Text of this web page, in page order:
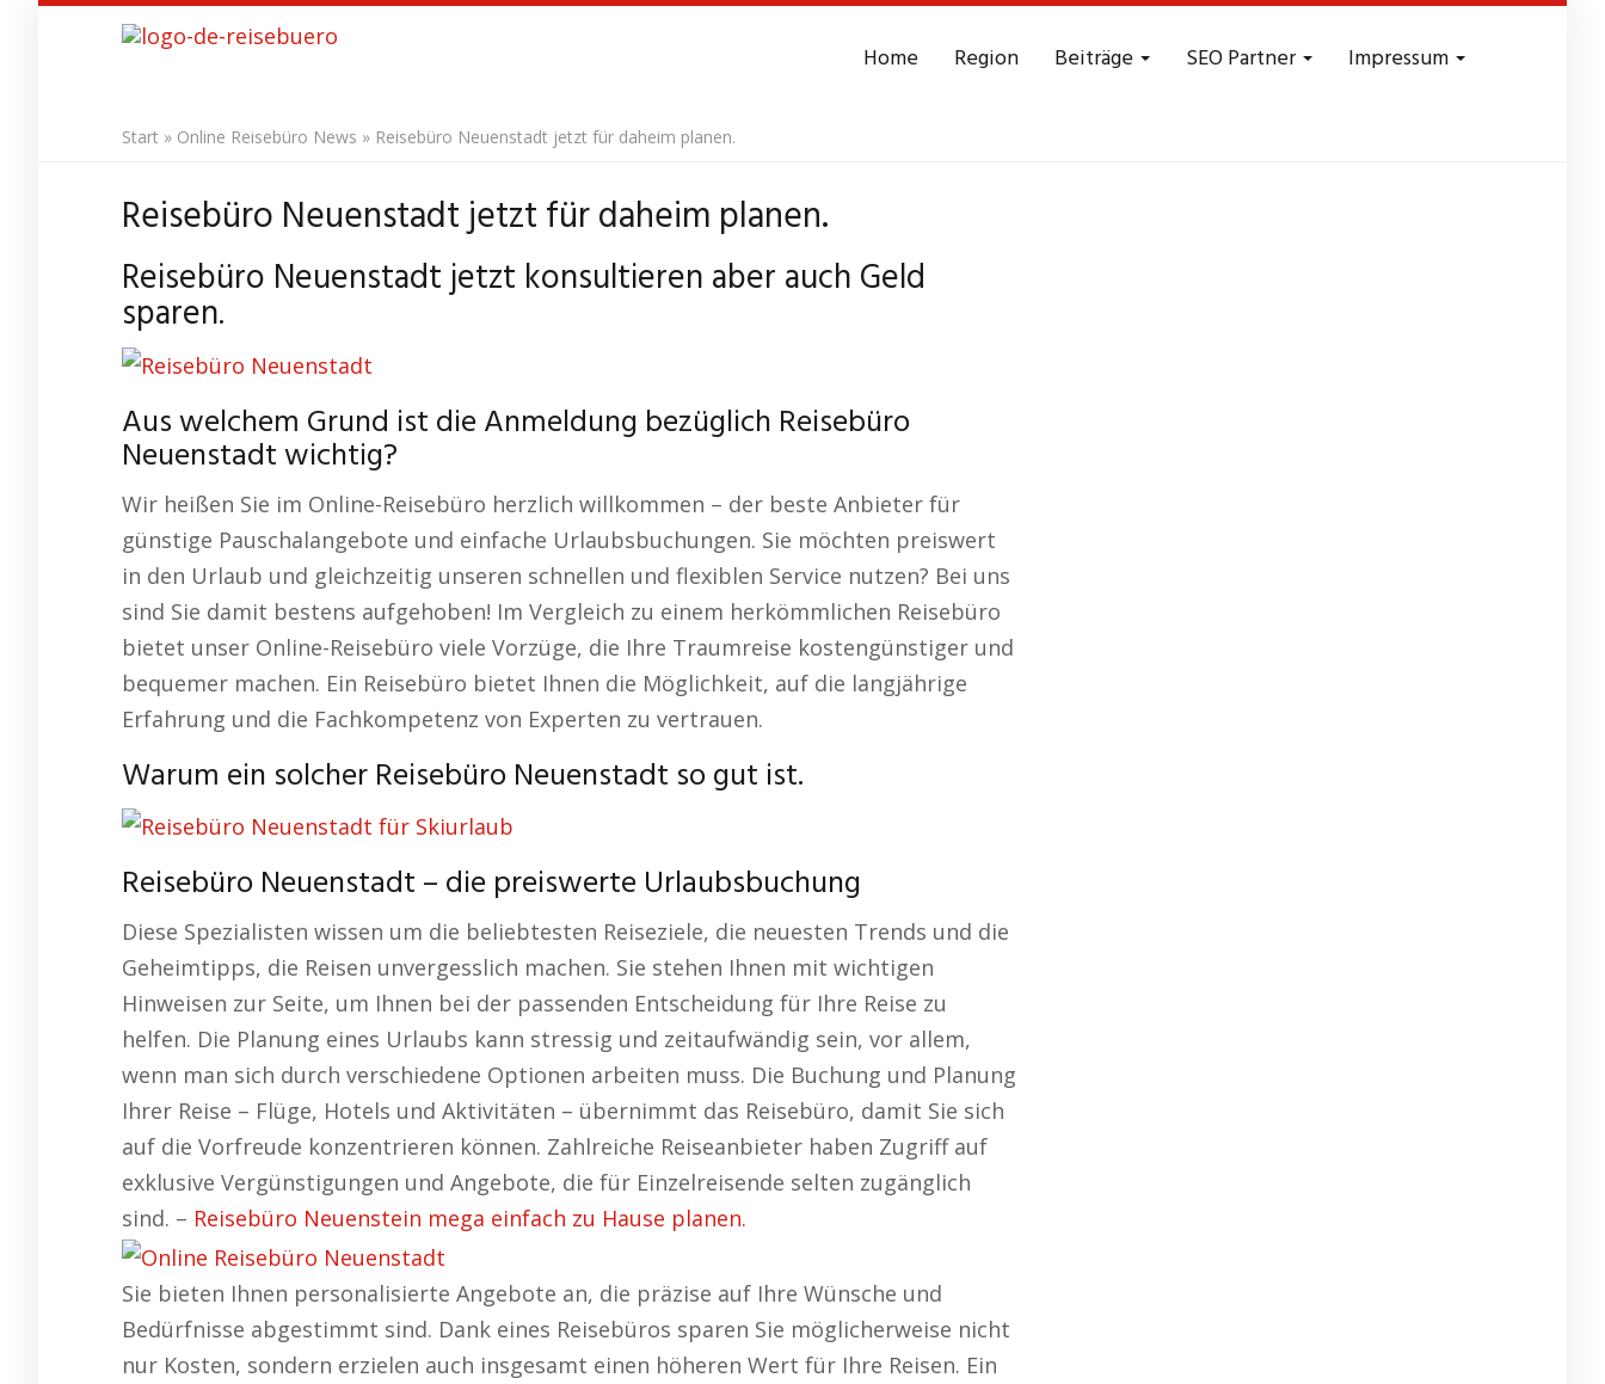
Home Region Beiträge SEO Partner Impressum
Start » Online Reisebüro News » Reisebüro Neuenstadt jetzt für daheim planen.
Reisebüro Neuenstadt jetzt für daheim planen.
Reisebüro Neuenstadt jetzt konsultieren aber auch Geld
sparen.
Aus welchem Grund ist die Anmeldung bezüglich Reisebüro
Neuenstadt wichtig?
Wir heißen Sie im Online-Reisebüro herzlich willkommen – der beste Anbieter für
günstige Pauschalangebote und einfache Urlaubsbuchungen. Sie möchten preiswert
in den Urlaub und gleichzeitig unseren schnellen und flexiblen Service nutzen? Bei uns
sind Sie damit bestens aufgehoben! Im Vergleich zu einem herkömmlichen Reisebüro
bietet unser Online-Reisebüro viele Vorzüge, die Ihre Traumreise kostengünstiger und
bequemer machen. Ein Reisebüro bietet Ihnen die Möglichkeit, auf die langjährige
Erfahrung und die Fachkompetenz von Experten zu vertrauen.
Warum ein solcher Reisebüro Neuenstadt so gut ist.
Reisebüro Neuenstadt – die preiswerte Urlaubsbuchung
Diese Spezialisten wissen um die beliebtesten Reiseziele, die neuesten Trends und die
Geheimtipps, die Reisen unvergesslich machen. Sie stehen Ihnen mit wichtigen
Hinweisen zur Seite, um Ihnen bei der passenden Entscheidung für Ihre Reise zu
helfen. Die Planung eines Urlaubs kann stressig und zeitaufwändig sein, vor allem,
wenn man sich durch verschiedene Optionen arbeiten muss. Die Buchung und Planung
Ihrer Reise – Flüge, Hotels und Aktivitäten – übernimmt das Reisebüro, damit Sie sich
auf die Vorfreude konzentrieren können. Zahlreiche Reiseanbieter haben Zugriff auf
exklusive Vergünstigungen und Angebote, die für Einzelreisende selten zugänglich
sind. – Reisebüro Neuenstein mega einfach zu Hause planen.
Sie bieten Ihnen personalisierte Angebote an, die präzise auf Ihre Wünsche und
Bedürfnisse abgestimmt sind. Dank eines Reisebüros sparen Sie möglicherweise nicht
nur Kosten, sondern erzielen auch insgesamt einen höheren Wert für Ihre Reisen. Ein